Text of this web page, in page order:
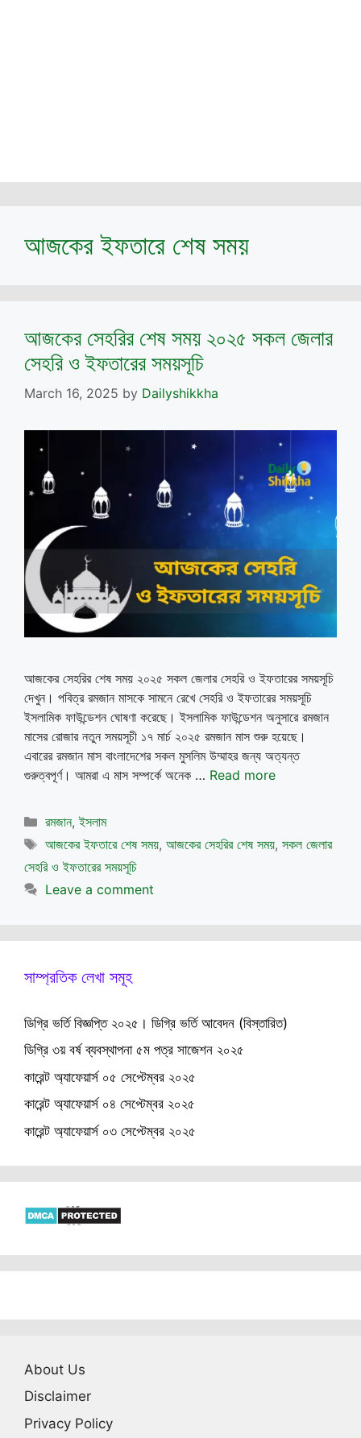
আজকের ইফতারে শেষ সময়
আজকের সেহরির শেষ সময় ২০২৫ সকল জেলার
সেহরি ও ইফতারের সময়সূচি
March 16, 2025 by Dailyshikkha
আজকের সেহরির শেষ সময় ২০২৫ সকল জেলার সেহরি ও ইফতারের সময়সূচি
দেখুন। পবিত্র রমজান মাসকে সামনে রেখে সেহরি ও ইফতারের সময়সূচি
ইসলামিক ফাউন্ডেশন ঘোষণা করেছে। ইসলামিক ফাউন্ডেশন অনুসারে রমজান
মাসের রোজার নতুন সময়সূচী ১৭ মার্চ ২০২৫ রমজান মাস শুরু হয়েছে।
এবারের রমজান মাস বাংলাদেশের সকল মুসলিম উম্মাহর জন্য অত্যন্ত
গুরুত্বপূর্ণ। আমরা এ মাস সম্পর্কে অনেক … Read more
Categories
রমজান,ইসলাম
Tags
আজকের ইফতারে শেষ সময়, আজকের সেহরির শেষ সময়, সকল জেলার
সেহরি ও ইফতারের সময়সূচি
Leave a comment
সাম্প্রতিক লেখা সমূহ
ডিগ্রি ভর্তি বিজ্ঞপ্তি ২০২৫। ডিগ্রি ভর্তি আবেদন (বিস্তারিত)
ডিগ্রি ৩য় বর্ষ ব্যবস্থাপনা ৫ম পত্র সাজেশন ২০২৫
কারেন্ট অ্যাফেয়ার্স ০৫ সেপ্টেম্বর ২০২৫
কারেন্ট অ্যাফেয়ার্স ০৪ সেপ্টেম্বর ২০২৫
কারেন্ট অ্যাফেয়ার্স ০৩ সেপ্টেম্বর ২০২৫
About Us
Disclaimer
Privacy Policy